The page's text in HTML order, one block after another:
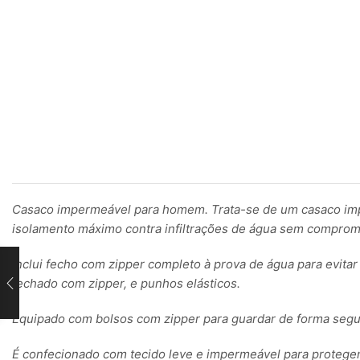
Casaco impermeável para homem. Trata-se de um casaco
isolamento máximo contra infiltrações de água sem
Inclui fecho com zipper completo à prova de água para
fechado com zipper, e punhos elásticos.
Equipado com bolsos com zipper para guardar de forma
É confecionado com tecido leve e impermeável para